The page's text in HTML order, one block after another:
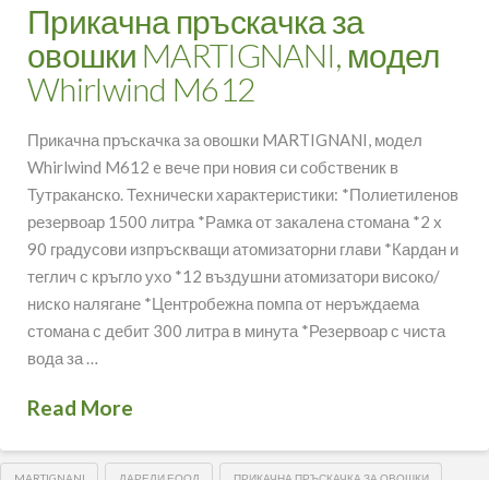
Прикачна пръскачка за
овошки MARTIGNANI, модел
Whirlwind M612
Прикачна пръскачка за овошки MARTIGNANI, модел
Whirlwind M612 e вече при новия си собственик в
Тутраканско. Технически характеристики: *Полиетиленов
резервоар 1500 литра *Рамка от закалена стомана *2 x
90 градусови изпръскващи атомизаторни глави *Кардан и
теглич с кръгло ухо *12 въздушни атомизатори високо/
ниско налягане *Центробежна помпа от неръждаема
стомана с дебит 300 литра в минута *Резервоар с чиста
вода за …
Read More